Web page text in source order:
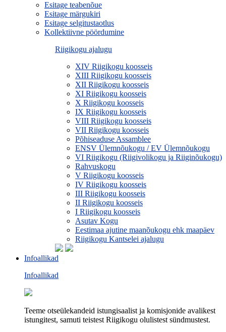
Esitage teabenõue
Esitage märgukiri
Esitage selgitustaotlus
Kollektiivne pöördumine
Riigikogu ajalugu
XIV Riigikogu koosseis
XIII Riigikogu koosseis
XII Riigikogu koosseis
XI Riigikogu koosseis
X Riigikogu koosseis
IX Riigikogu koosseis
VIII Riigikogu koosseis
VII Riigikogu koosseis
Põhiseaduse Assamblee
ENSV Ülemnõukogu / EV Ülemnõukogu
VI Riigikogu (Riigivolikogu ja Riiginõukogu)
Rahvuskogu
V Riigikogu koosseis
IV Riigikogu koosseis
III Riigikogu koosseis
II Riigikogu koosseis
I Riigikogu koosseis
Asutav Kogu
Eestimaa ajutine maanõukogu ehk maapäev
Riigikogu Kantselei ajalugu
Infoallikad
Infoallikad
Teeme otseülekandeid istungisaalist ja komisjonide avalikest
istungitest, samuti teistest Riigikogu olulistest sündmustest.